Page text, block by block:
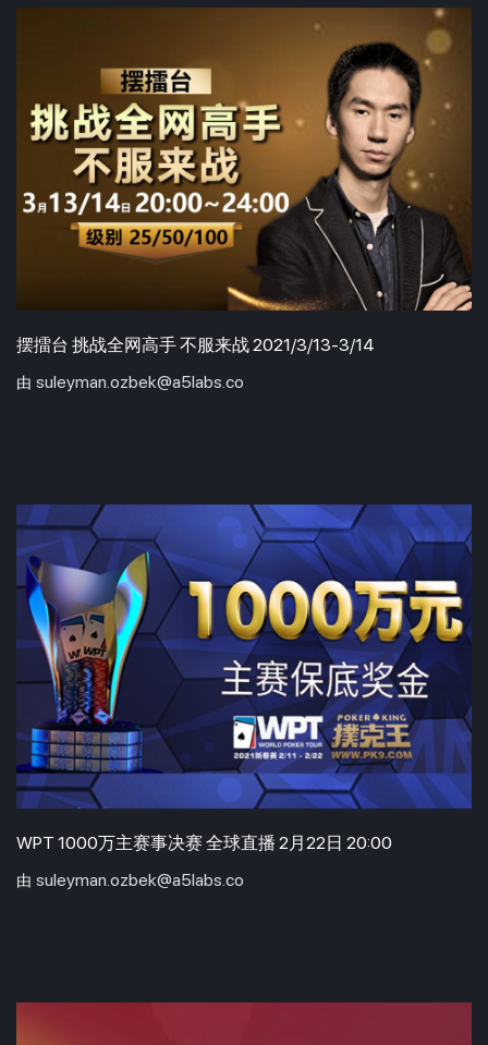
摆擂台 挑战全网高手 不服来战 2021/3/13-3/14
由 suleyman.ozbek@a5labs.co
WPT 1000万主赛事决赛 全球直播 2月22日 20:00
由 suleyman.ozbek@a5labs.co